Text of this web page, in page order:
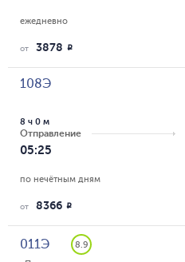
ежедневно
от 3878 R
108Э
Отправление
05:25
8 ч 0 м
по нечётным дням
от 8366 R
011Э
8.9